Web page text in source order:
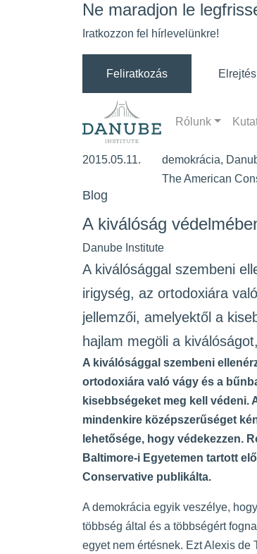
Ne maradjon le
Iratkozzon fel hírlevelünkre!
Feliratkozás Elrejtés
Rólunk
2015.05.11. demokrácia,
The American
Blog
A kiválóság
Danube Institute
A kiválósággal szembeni
irigység, az ortodoxiára
jellemzői, amelyektől a
hajlam megöli a
A kiválósággal szembeni
ortodoxiára való vágy és a
kisebbségeket meg kell védeni.
mindenkire középszerűséget
lehetősége, hogy védekezzen.
Baltimore-i Egyetemen tartott
Conservative publikálta.
A demokrácia egyik veszélye,
többség által és a többségért
egyet nem értésnek. Ezt Alexis